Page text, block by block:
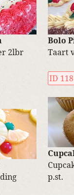
2lbr
Bolo
Taart
ID 118
p.st.